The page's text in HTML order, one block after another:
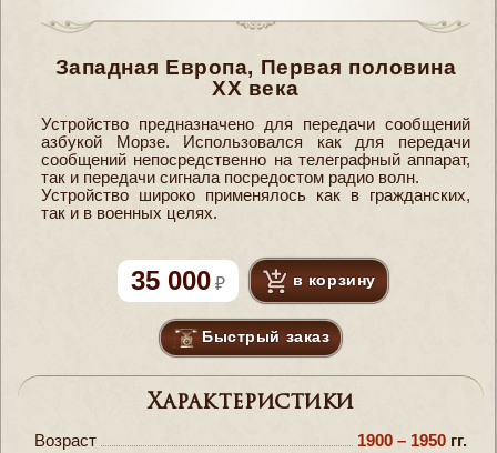
Западная Европа, Первая половина
XX века
Устройство предназначено для передачи сообщений
азбукой Морзе. Использовался как для передачи
сообщений непосредственно на телеграфный аппарат,
так и передачи сигнала посредостом радио волн.
Устройство широко применялось как в гражданских,
так и в военных целях.
35 000 в корзину
Быстрый заказ
Характеристики
Возраст 1900 – 1950 гг.